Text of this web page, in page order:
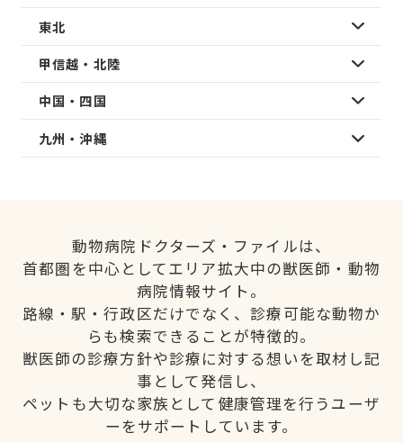
東北
甲信越・北陸
中国・四国
九州・沖縄
動物病院ドクターズ・ファイルは、
首都圏を中心としてエリア拡大中の獣医師・動物
病院情報サイト。
路線・駅・行政区だけでなく、診療可能な動物か
らも検索できることが特徴的。
獣医師の診療方針や診療に対する想いを取材し記
事として発信し、
ペットも大切な家族として健康管理を行うユーザ
ーをサポートしています。